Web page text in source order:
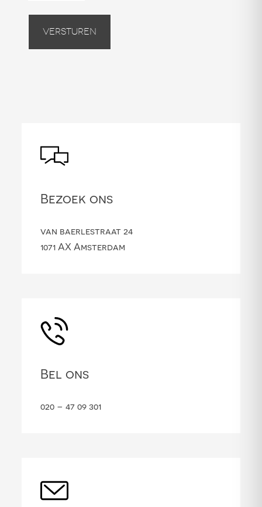
Versturen
Bezoek ons
van baerlestraat 24
1071 AX Amsterdam
Bel ons
020 – 47 09 301